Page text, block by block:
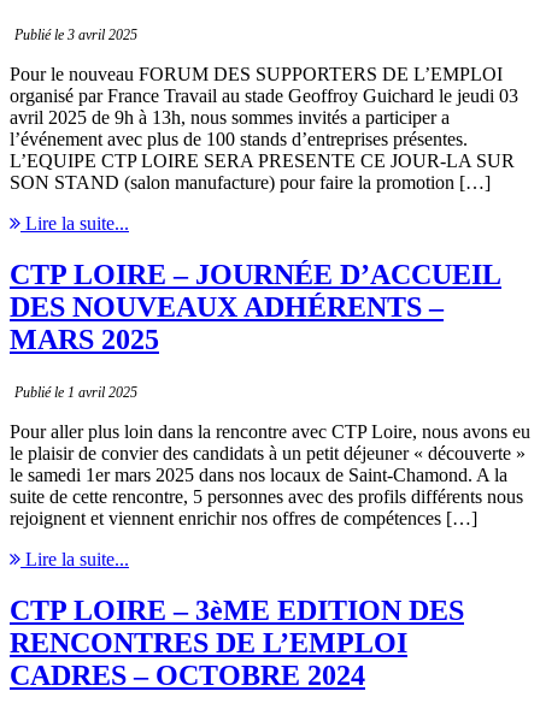
Publié le 3 avril 2025
Pour le nouveau FORUM DES SUPPORTERS DE L’EMPLOI
organisé par France Travail au stade Geoffroy Guichard le jeudi 03
avril 2025 de 9h à 13h, nous sommes invités a participer a
l’événement avec plus de 100 stands d’entreprises présentes.
L’EQUIPE CTP LOIRE SERA PRESENTE CE JOUR-LA SUR
SON STAND (salon manufacture) pour faire la promotion […]
Lire la suite...
CTP LOIRE – JOURNÉE D’ACCUEIL
DES NOUVEAUX ADHÉRENTS –
MARS 2025
Publié le 1 avril 2025
Pour aller plus loin dans la rencontre avec CTP Loire, nous avons eu
le plaisir de convier des candidats à un petit déjeuner « découverte »
le samedi 1er mars 2025 dans nos locaux de Saint-Chamond. A la
suite de cette rencontre, 5 personnes avec des profils différents nous
rejoignent et viennent enrichir nos offres de compétences […]
Lire la suite...
CTP LOIRE – 3èME EDITION DES
RENCONTRES DE L’EMPLOI
CADRES – OCTOBRE 2024